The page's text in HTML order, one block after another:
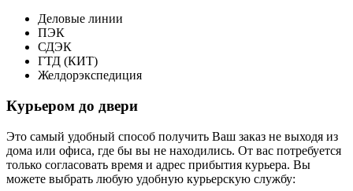
Деловые линии
ПЭК
СДЭК
ГТД (КИТ)
Желдорэкспедиция
Курьером до двери
Это самый удобный способ получить Ваш заказ не выходя из
дома или офиса, где бы вы не находились. От вас потребуется
только согласовать время и адрес прибытия курьера. Вы
можете выбрать любую удобную курьерскую службу: